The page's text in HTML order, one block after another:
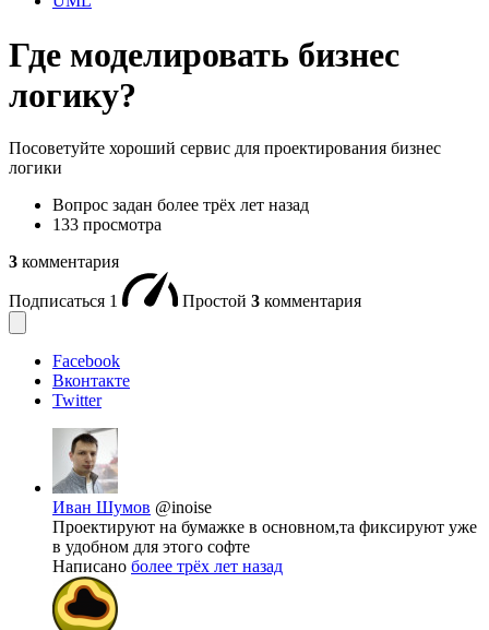
Где моделировать бизнес
логику?
Посоветуйте хороший сервис для проектирования бизнес
логики
Вопрос задан более трёх лет назад
133 просмотра
3 комментария
Подписаться 1 Простой 3 комментария
Facebook
Вконтакте
Twitter
Иван Шумов @inoise
Проектируют на бумажке в основном,та фиксируют уже
в удобном для этого софте
Написано более трёх лет назад